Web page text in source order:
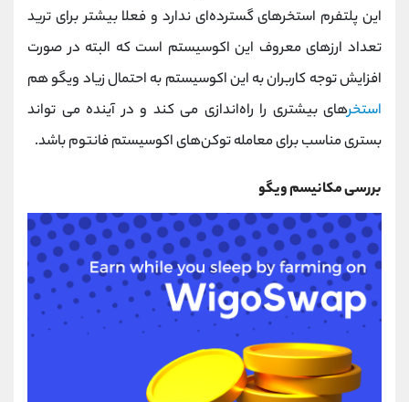
این پلتفرم استخرهای گسترده‌ای ندارد و فعلا بیشتر برای ترید
تعداد ارزهای معروف این اکوسیستم است که البته در صورت
افزایش توجه کاربران به این اکوسیستم به احتمال زیاد ویگو هم
استخرهای بیشتری را راه‌اندازی می کند و در آینده می تواند
بستری مناسب برای معامله توکن‌های اکوسیستم فانتوم باشد.
بررسی مکانیسم ویگو